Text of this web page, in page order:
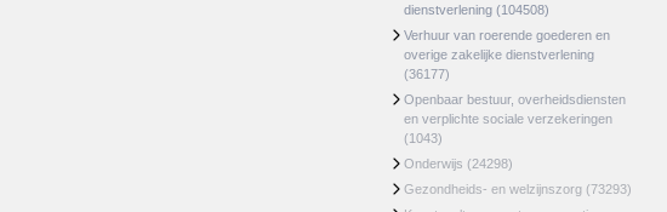
dienstverlening (104508)
Verhuur van roerende goederen en
overige zakelijke dienstverlening
(36177)
Openbaar bestuur, overheidsdiensten
en verplichte sociale verzekeringen
(1043)
Onderwijs (24298)
Gezondheids- en welzijnszorg (73293)